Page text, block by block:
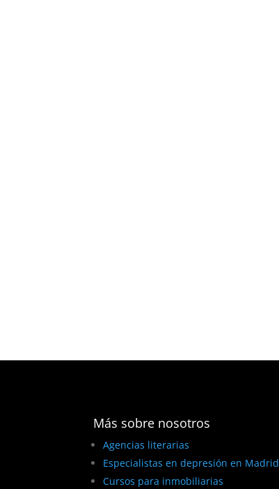
Más sobre nosotros
Agencias literarias
Especialistas en depresión en Madrid
Cursos para inmobiliarias